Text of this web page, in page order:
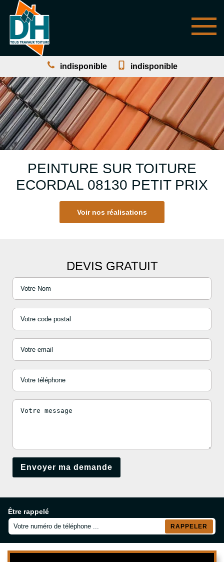
indisponible indisponible
PEINTURE SUR TOITURE
ECORDAL 08130 PETIT PRIX
Voir nos réalisations
DEVIS GRATUIT
Être rappelé